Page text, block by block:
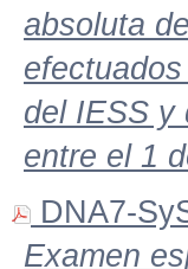
absoluta
del IESS y
entre el 1
DNA7-
Examen